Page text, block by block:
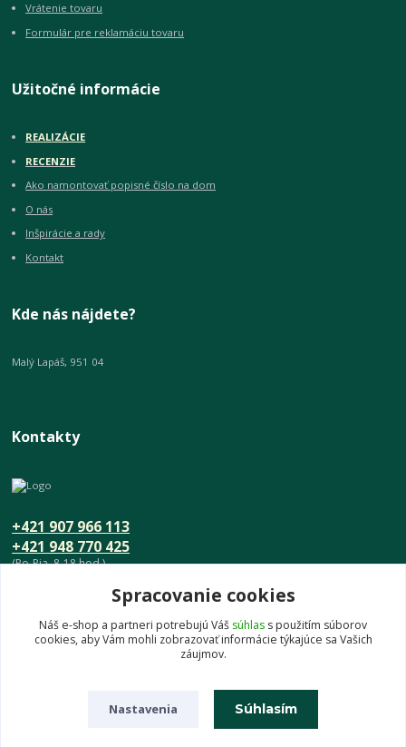
Vrátenie tovaru
Formulár pre reklamáciu tovaru
Užitočné informácie
REALIZÁCIE
RECENZIE
Ako namontovať popisné číslo na dom
O nás
Inšpirácie a rady
Kontakt
Kde nás nájdete?
Malý Lapáš, 951 04
Kontakty
+421 948 770 425
+421 907 966 113
(Po-Pia, 8-18 hod.)
info@umeniedomova.skSpracovanie cookies
Náš e-shop a partneri potrebujú Váš súhlas s použitím súborov
cookies, aby Vám mohli zobrazovať informácie týkajúce sa Vašich
záujmov.
Nastavenia Súhlasím